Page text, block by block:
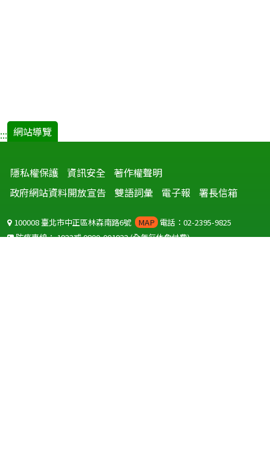
::: 網站導覽
隱私權保護 資訊安全 著作權聲明
政府網站資料開放宣告
雙語詞彙 電子報 署長信箱
100008 臺北市中正區林森南路6號 MAP 電話：02-2395-9825
防疫專線：1922或0800-001922(全年無休免付費)